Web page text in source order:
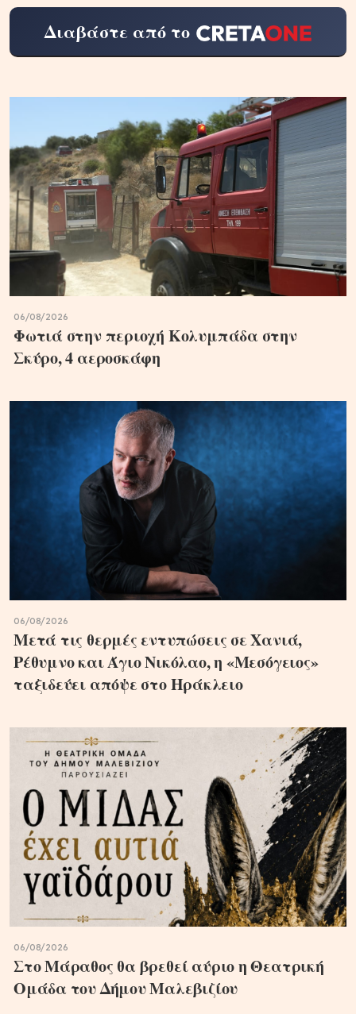
Διαβάστε από το
06/08/2026
Φωτιά στην περιοχή Κολυμπάδα στην
Σκύρο, 4 αεροσκάφη
06/08/2026
Μετά τις θερμές εντυπώσεις σε Χανιά,
Ρέθυμνο και Άγιο Νικόλαο, η «Μεσόγειος»
ταξιδεύει απόψε στο Ηράκλειο
06/08/2026
Στο Μάραθος θα βρεθεί αύριο η Θεατρική
Ομάδα του Δήμου Μαλεβιζίου